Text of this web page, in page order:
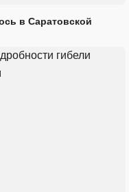
в Саратовской